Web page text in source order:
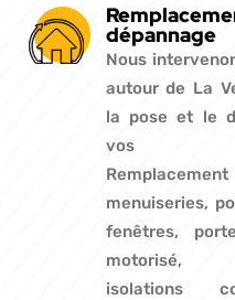
dépannage
Nous
autour de La
la pose et le
vos
menuiseries,
fenêtres,
motorisé,
isolations